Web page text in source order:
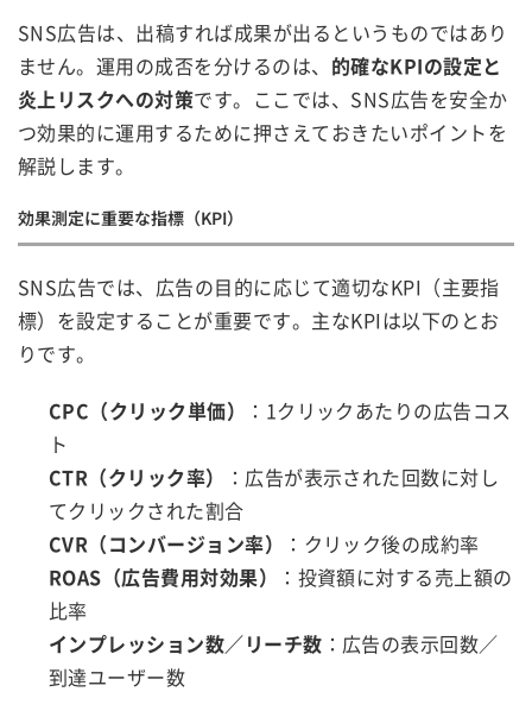
SNS広告は、出稿すれば成果が出るというものではあり
ません。運用の成否を分けるのは、 的確なKPIの設定と
炎上リスクへの対策です。ここでは、SNS広告を安全か
つ効果的に運用するために押さえておきたいポイントを
解説します。
効果測定に重要な指標（KPI）
SNS広告では、広告の目的に応じて適切なKPI（主要指
標）を設定することが重要です。主なKPIは以下のとお
りです。
CPC（クリック単価）
：1クリックあたりの広告コス
ト
CTR（クリック率）
：広告が表示された回数に対し
てクリックされた割合
CVR（コンバージョン率）
：クリック後の成約率
ROAS（広告費用対効果）
：投資額に対する売上額の
比率
インプレッション数／リーチ数 ：広告の表示回数／
到達ユーザー数